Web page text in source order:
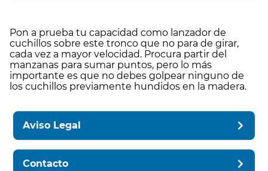
Pon a prueba tu capacidad como lanzador de
cuchillos sobre este tronco que no para de girar,
cada vez a mayor velocidad. Procura partir del
manzanas para sumar puntos, pero lo más
importante es que no debes golpear ninguno de
los cuchillos previamente hundidos en la madera.
Aviso Legal
Contacto